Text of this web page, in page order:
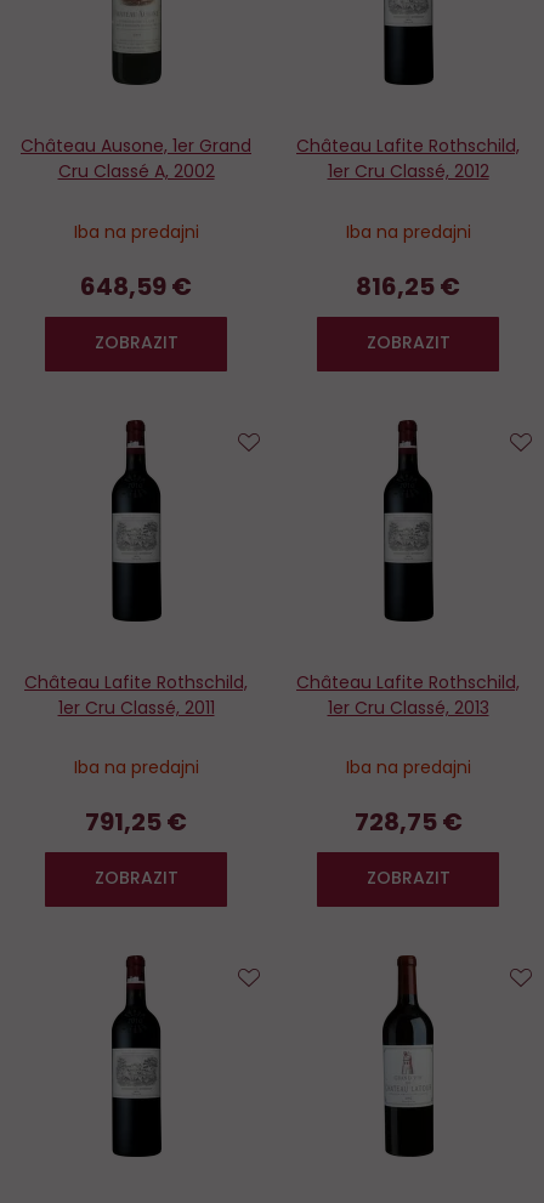
Château Ausone, 1er Grand
Cru Classé A, 2002
Iba na predajni
648,59 €
ZOBRAZIT
Château Lafite Rothschild,
1er Cru Classé, 2012
Iba na predajni
816,25 €
ZOBRAZIT
Château Lafite Rothschild,
1er Cru Classé, 2011
Iba na predajni
791,25 €
ZOBRAZIT
Château Lafite Rothschild,
1er Cru Classé, 2013
Iba na predajni
728,75 €
ZOBRAZIT